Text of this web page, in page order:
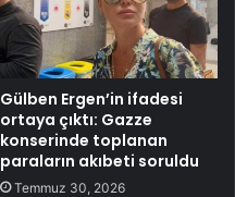
Gülben Ergen’in ifadesi
ortaya çıktı: Gazze
konserinde toplanan
paraların akıbeti soruldu
Temmuz 30, 2026